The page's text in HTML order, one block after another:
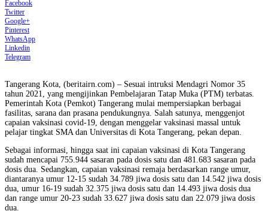
Facebook
Twitter
Google+
Pinterest
WhatsApp
Linkedin
Telegram
Tangerang Kota, (beritairn.com) – Sesuai intruksi Mendagri Nomor 35
tahun 2021, yang mengijinkan Pembelajaran Tatap Muka (PTM) terbatas.
Pemerintah Kota (Pemkot) Tangerang mulai mempersiapkan berbagai
fasilitas, sarana dan prasana pendukungnya. Salah satunya, menggenjot
capaian vaksinasi covid-19, dengan menggelar vaksinasi massal untuk
pelajar tingkat SMA dan Universitas di Kota Tangerang, pekan depan.
Sebagai informasi, hingga saat ini capaian vaksinasi di Kota Tangerang
sudah mencapai 755.944 sasaran pada dosis satu dan 481.683 sasaran pada
dosis dua. Sedangkan, capaian vaksinasi remaja berdasarkan range umur,
diantaranya umur 12-15 sudah 34.789 jiwa dosis satu dan 14.542 jiwa dosis
dua, umur 16-19 sudah 32.375 jiwa dosis satu dan 14.493 jiwa dosis dua
dan range umur 20-23 sudah 33.627 jiwa dosis satu dan 22.079 jiwa dosis
dua.